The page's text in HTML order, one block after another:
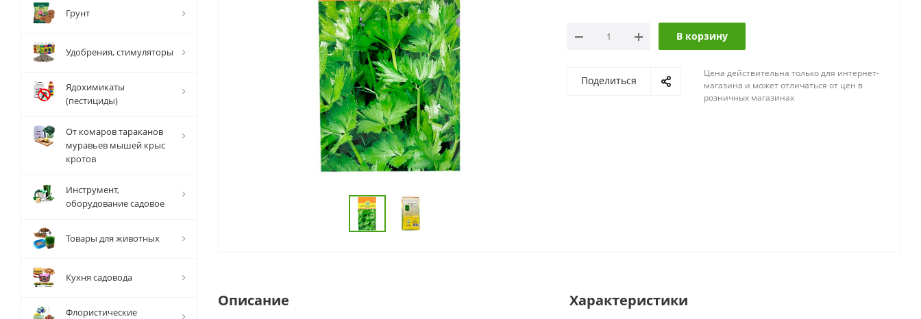
В корзину
Поделиться
Цена действительна только для интернет-
магазина и может отличаться от цен в
розничных магазинах
Описание Характеристики
Грунт
Удобрения, стимуляторы
Ядохимикаты
(пестициды)
От комаров тараканов
муравьев мышей крыс
кротов
Инструмент,
оборудование садовое
Товары для животных
Кухня садовода
Флористические